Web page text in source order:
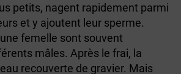
petits, nagent rapidement parmi
et y ajoutent leur sperme.
femelle sont souvent
mâles. Après le frai, la
recouverte de gravier. Mais